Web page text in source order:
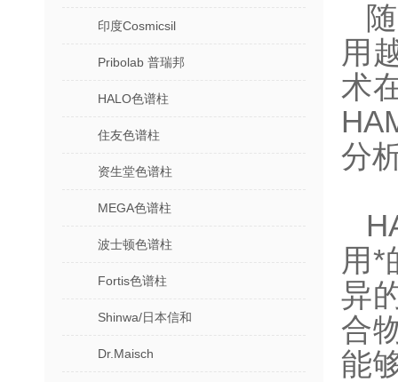
印度Cosmicsil
Pribolab 普瑞邦
HALO色谱柱
住友色谱柱
资生堂色谱柱
MEGA色谱柱
波士顿色谱柱
Fortis色谱柱
Shinwa/日本信和
Dr.Maisch
用
术
分
用*
异
合
能